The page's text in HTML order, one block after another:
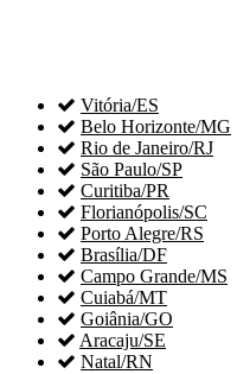
 Vitória/ES
 Belo Horizonte/MG
 Rio de Janeiro/RJ
 São Paulo/SP
 Curitiba/PR
 Florianópolis/SC
 Porto Alegre/RS
 Brasília/DF
 Campo Grande/MS
 Cuiabá/MT
 Goiânia/GO
 Aracaju/SE
 Natal/RN